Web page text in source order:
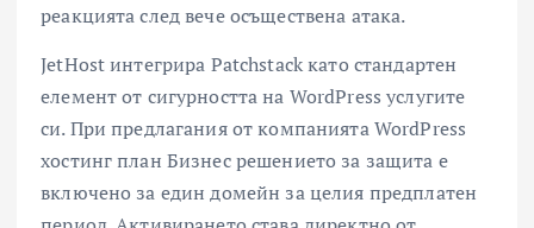
реакцията след вече осъществена атака.
JetHost интегрира Patchstack като стандартен
елемент от сигурността на WordPress услугите
си. При предлагания от компанията WordPress
хостинг план Бизнес решението за защита е
включено за един домейн за целия предплатен